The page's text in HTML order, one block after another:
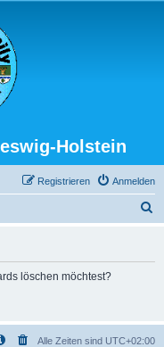
Holstein
Anmelden
Registrieren
löschen möchtest?
Alle Zeiten sind UTC+02:00